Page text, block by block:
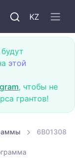
KZ
этой
, чтобы не
грантов!
6B01308